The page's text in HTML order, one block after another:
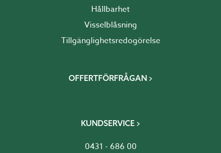
Hållbarhet
Visselblåsning
Tillgänglighetsredogörelse
OFFERTFÖRFRÅGAN
KUNDSERVICE
0431 - 686 00